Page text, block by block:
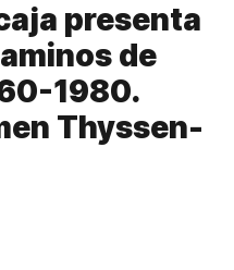
presenta
de
1980.
Thyssen-